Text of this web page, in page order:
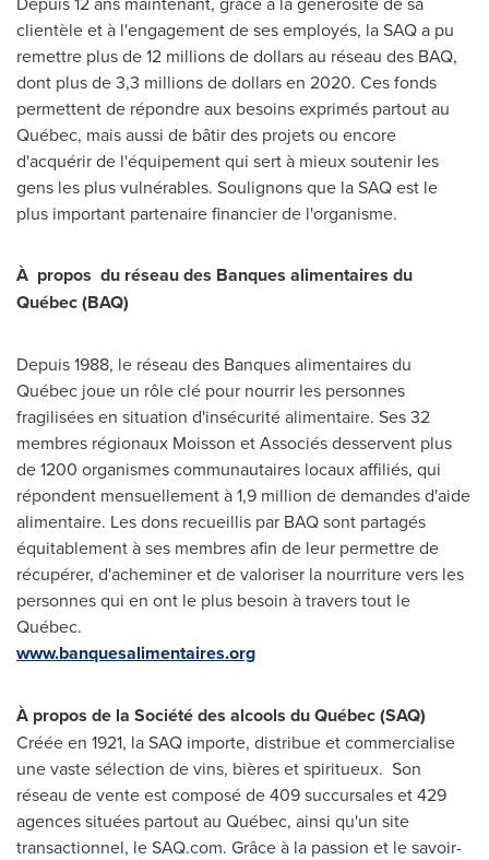
clientèle et à l'engagement de ses employés, la SAQ a pu
remettre plus de 12 millions de dollars au réseau des BAQ,
dont plus de 3,3 millions de dollars en 2020. Ces fonds
permettent de répondre aux besoins exprimés partout au
Québec, mais aussi de bâtir des projets ou encore
d'acquérir de l'équipement qui sert à mieux soutenir les
gens les plus vulnérables. Soulignons que la SAQ est le
plus important partenaire financier de l'organisme.
À propos du réseau des Banques alimentaires du
Québec (BAQ)
Depuis 1988, le réseau des Banques alimentaires du
Québec joue un rôle clé pour nourrir les personnes
fragilisées en situation d'insécurité alimentaire. Ses 32
membres régionaux Moisson et Associés desservent plus
de 1200 organismes communautaires locaux affiliés, qui
répondent mensuellement à 1,9 million de demandes d'aide
alimentaire. Les dons recueillis par BAQ sont partagés
équitablement à ses membres afin de leur permettre de
récupérer, d'acheminer et de valoriser la nourriture vers les
personnes qui en ont le plus besoin à travers tout le
Québec.
www.banquesalimentaires.org
À propos de la Société des alcools du Québec (SAQ)
Créée en 1921, la SAQ importe, distribue et commercialise
une vaste sélection de vins, bières et spiritueux. Son
réseau de vente est composé de 409 succursales et 429
agences situées partout au Québec, ainsi qu'un site
transactionnel, le SAQ.com. Grâce à la passion et le savoir-